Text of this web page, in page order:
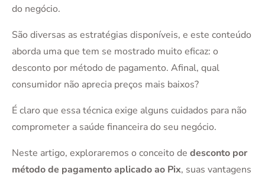
do negócio.
São diversas as estratégias disponíveis, e este conteúdo
aborda uma que tem se mostrado muito eficaz: o
desconto por método de pagamento. Afinal, qual
consumidor não aprecia preços mais baixos?
É claro que essa técnica exige alguns cuidados para não
comprometer a saúde financeira do seu negócio.
Neste artigo, exploraremos o conceito de desconto por
método de pagamento aplicado ao Pix, suas vantagens